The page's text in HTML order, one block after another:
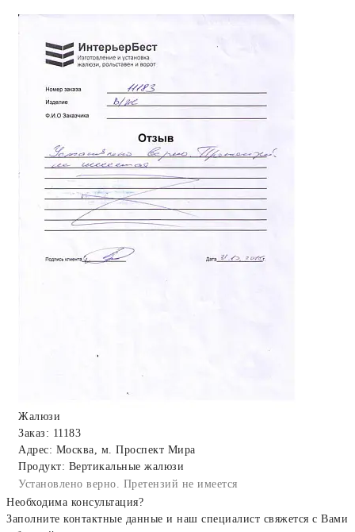
Жалюзи
Заказ: 11183
Адрес: Москва, м. Проспект Мира
Продукт: Вертикальные жалюзи
Установлено верно. Претензий не имеется
Необходима консультация?
Заполните контактные данные и наш специалист свяжется с Вами